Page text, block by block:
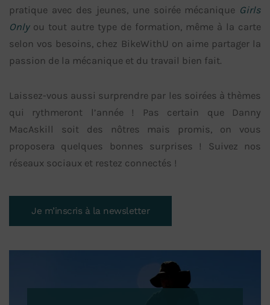
pratique avec des jeunes, une soirée mécanique Girls
Onlyou tout autre type de formation, même à la carte
selon vos besoins, chez BikeWithU on aime partager la
passion de la mécanique et du travail bien fait.
Laissez-vous aussi surprendre par les soirées à thèmes
qui rythmeront l’année ! Pas certain que Danny
MacAskill soit des nôtres mais promis, on vous
proposera quelques bonnes surprises ! Suivez nos
réseaux sociaux et restez connectés !
Je m’inscris à la newsletter